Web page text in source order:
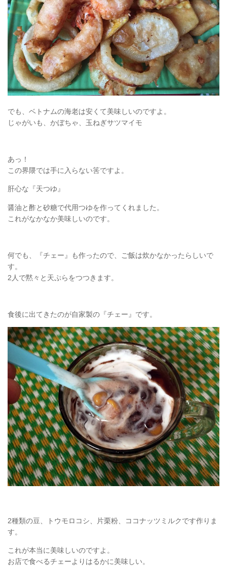
でも、ベトナムの海老は安くて美味しいのですよ。
じゃがいも、かぼちゃ、玉ねぎサツマイモ
あっ！
この界隈では手に入らない筈ですよ。
肝心な『天つゆ』
醤油と酢と砂糖で代用つゆを作ってくれました。
これがなかなか美味しいのです。
何でも、『チェー』も作ったので、ご飯は炊かなかったらしいで
す。
2人で黙々と天ぷらをつつきます。
食後に出てきたのが自家製の『チェー』です。
2種類の豆、トウモロコシ、片栗粉、ココナッツミルクです作りま
す。
これが本当に美味しいのですよ。
お店で食べるチェーよりはるかに美味しい。